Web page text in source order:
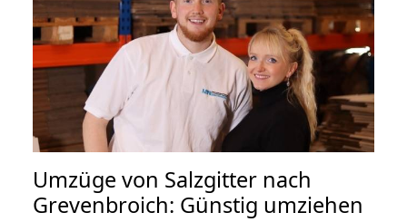
Umzüge von Salzgitter nach
Grevenbroich: Günstig umziehen